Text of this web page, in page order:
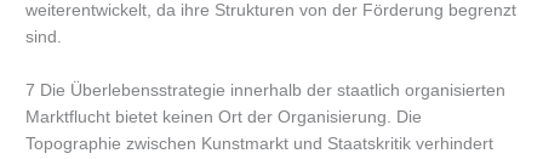
weiterentwickelt, da ihre Strukturen von der Förderung begrenzt
sind.
7 Die Überlebensstrategie innerhalb der staatlich organisierten
Marktflucht bietet keinen Ort der Organisierung. Die
Topographie zwischen Kunstmarkt und Staatskritik verhindert